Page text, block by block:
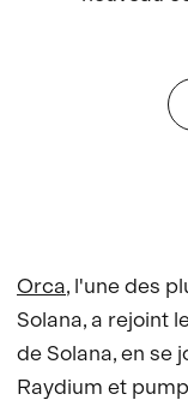
Orca, l'une des
Solana, a rejoint
de Solana, en se
Raydium et